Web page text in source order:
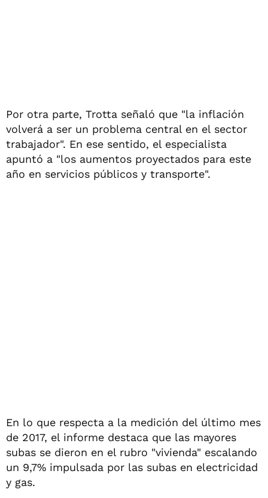
Por otra parte, Trotta señaló que "la inflación
volverá a ser un problema central en el sector
trabajador". En ese sentido, el especialista
apuntó a "los aumentos proyectados para este
año en servicios públicos y transporte".
En lo que respecta a la medición del último mes
de 2017, el informe destaca que las mayores
subas se dieron en el rubro "vivienda" escalando
un 9,7% impulsada por las subas en electricidad
y gas.